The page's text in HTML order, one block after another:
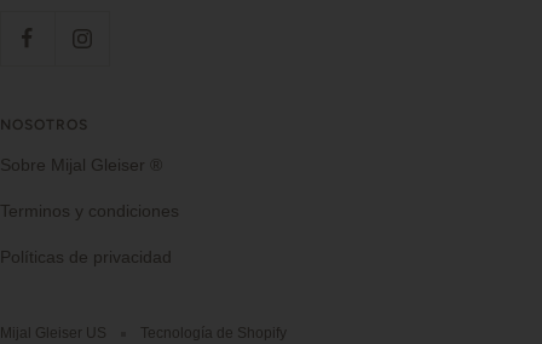
NOSOTROS
Sobre Mijal Gleiser ®
Terminos y condiciones
Políticas de privacidad
Mijal Gleiser US Tecnología de Shopify